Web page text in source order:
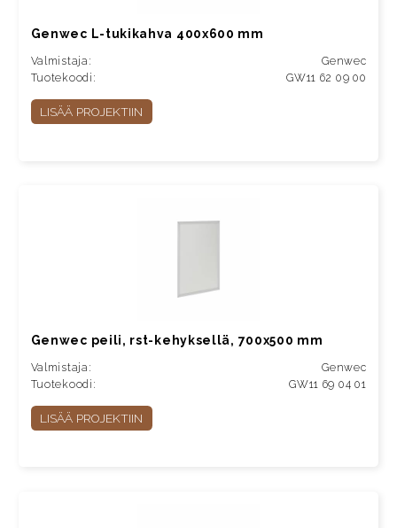
Genwec L-tukikahva 400x600 mm
Valmistaja:
Genwec
Tuotekoodi:
GW11 62 09 00
LISÄÄ PROJEKTIIN
Genwec peili, rst-kehyksellä, 700x500 mm
Valmistaja:
Genwec
Tuotekoodi:
GW11 69 04 01
LISÄÄ PROJEKTIIN